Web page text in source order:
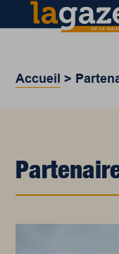
Accueil >